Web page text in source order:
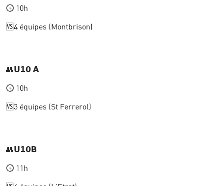
🕞 10h
🆚4 équipes (Montbrison)
👥𝗨𝟭𝟬 𝗔
🕞 10h
🆚3 équipes (St Ferrerol)
👥𝗨𝟭𝟬𝗕
🕞 11h